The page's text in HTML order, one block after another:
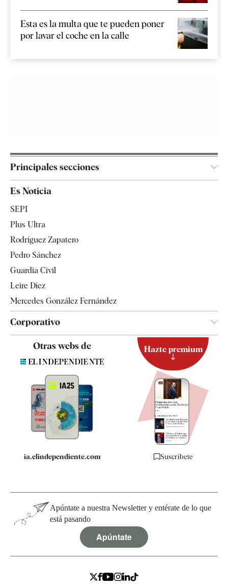
Esta es la multa que te pueden poner
por lavar el coche en la calle
Principales secciones
España
Televisión
Es Noticia
SEPI
Plus Ultra
Rodríguez Zapatero
Pedro Sánchez
Guardia Civil
Leire Díez
Mercedes González Fernández
Corporativo
Contacto
Quiénes somos
Especificaciones
Otras webs de
ia.elindependiente.com
Hazte premium
Suscríbete
Apúntate a nuestra Newsletter y entérate de lo que
está pasando
Apúntate